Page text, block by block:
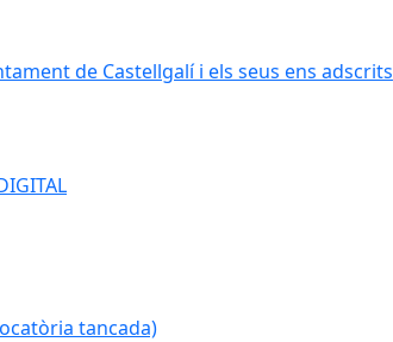
de Castellgalí i els seus ens adscrits
tancada)